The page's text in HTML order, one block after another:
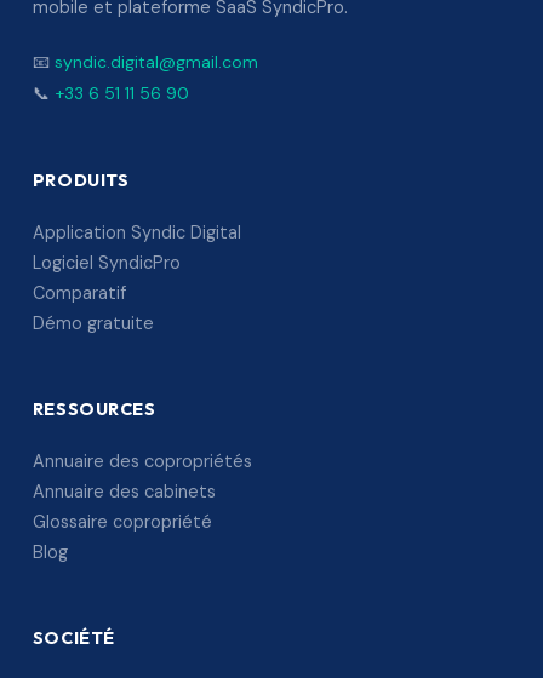
mobile et plateforme SaaS SyndicPro.
📧 syndic.digital@gmail.com
📞 +33 6 51 11 56 90
PRODUITS
Application Syndic Digital
Logiciel SyndicPro
Comparatif
Démo gratuite
RESSOURCES
Annuaire des copropriétés
Annuaire des cabinets
Glossaire copropriété
Blog
SOCIÉTÉ